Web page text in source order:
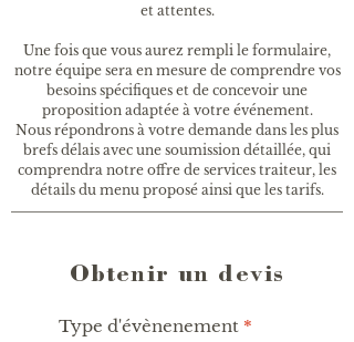
et attentes.
Une fois que vous aurez rempli le formulaire,
notre équipe sera en mesure de comprendre vos
besoins spécifiques et de concevoir une
proposition adaptée à votre événement.
Nous répondrons à votre demande dans les plus
brefs délais avec une soumission détaillée, qui
comprendra notre offre de services traiteur, les
détails du menu proposé ainsi que les tarifs.
Obtenir un devis
Type d'évènenement *